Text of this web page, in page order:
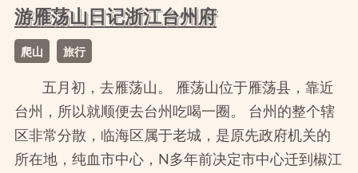
游雁荡山日记浙江台州府
爬山 旅行
五月初，去雁荡山。 雁荡山位于雁荡县，靠近
台州，所以就顺便去台州吃喝一圈。 台州的整个辖
区非常分散，临海区属于老城，是原先政府机关的
所在地，纯血市中心，N多年前决定市中心迁到椒江